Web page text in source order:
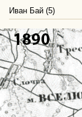
Иван Бай (5)